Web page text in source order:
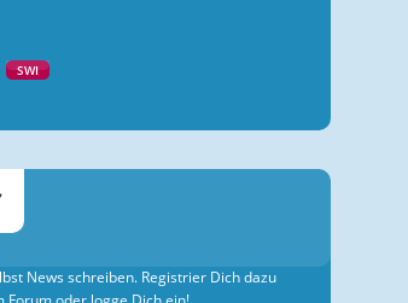
SWI
News schreiben. Registrier Dich dazu